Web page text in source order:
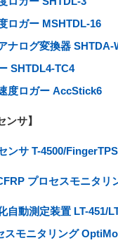
ロガー MSHTDL-16
ナログ変換器 SHTDA-
SHTDL4-TC4
度ロガー AccStick6
ンサ】
ンサ T-4500/FingerTPS
プロセスモニタリ
自動測定装置 LT-451/
スモニタリング